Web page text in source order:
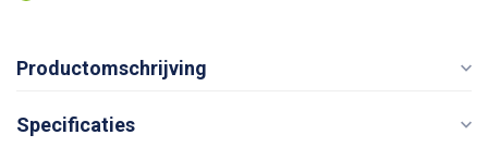
Productomschrijving
Specificaties